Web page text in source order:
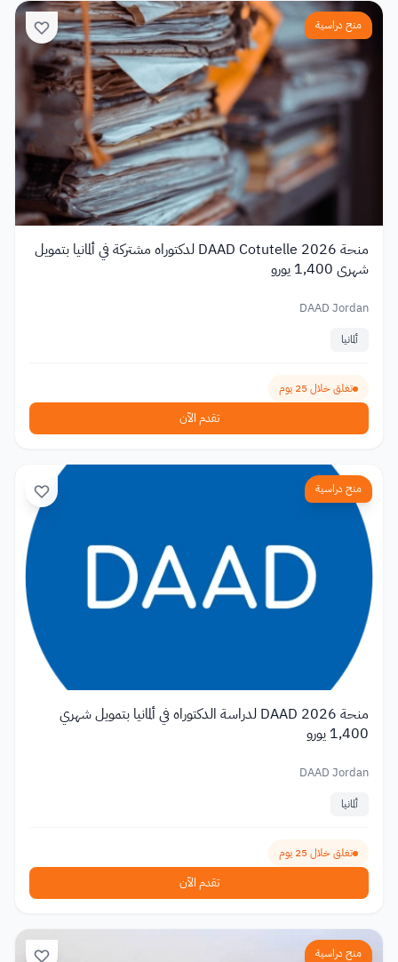
منح دراسية
منحة DAAD Cotutelle 2026 لدكتوراه مشتركة في ألمانيا بتمويل
شهري 1,400 يورو
DAAD Jordan
ألمانيا
تغلق خلال 25 يوم
تقدم الآن
منح دراسية
منحة DAAD 2026 لدراسة الدكتوراه في ألمانيا بتمويل شهري
1,400 يورو
DAAD Jordan
ألمانيا
تغلق خلال 25 يوم
تقدم الآن
منح دراسية